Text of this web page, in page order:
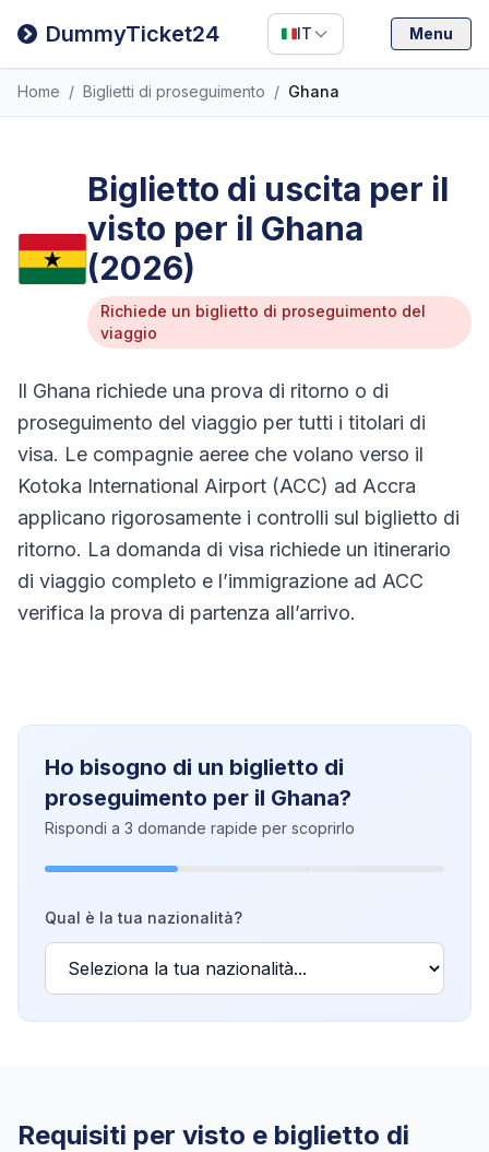
DummyTicket24 IT
Filipino
Deutsch
Español
Menu
Home / Biglietti di proseguimento / Ghana
Biglietto di uscita per il
visto per il Ghana
(2026)
Richiede un biglietto di proseguimento del
viaggio
Il Ghana richiede una prova di ritorno o di
proseguimento del viaggio per tutti i titolari di
visa. Le compagnie aeree che volano verso il
Kotoka International Airport (ACC) ad Accra
applicano rigorosamente i controlli sul biglietto di
ritorno. La domanda di visa richiede un itinerario
di viaggio completo e l’immigrazione ad ACC
verifica la prova di partenza all’arrivo.
Ho bisogno di un biglietto di
proseguimento per il Ghana?
Rispondi a 3 domande rapide per scoprirlo
Qual è la tua nazionalità?
Requisiti per visto e biglietto di